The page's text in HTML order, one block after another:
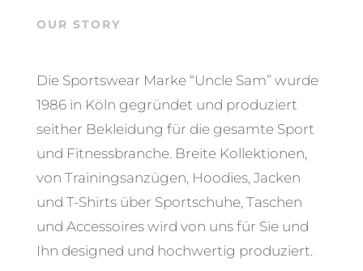
OUR STORY
Die Sportswear Marke “Uncle Sam” wurde
1986 in Köln gegründet und produziert
seither Bekleidung für die gesamte Sport
und Fitnessbranche. Breite Kollektionen,
von Trainingsanzügen, Hoodies, Jacken
und T-Shirts über Sportschuhe, Taschen
und Accessoires wird von uns für Sie und
Ihn designed und hochwertig produziert.